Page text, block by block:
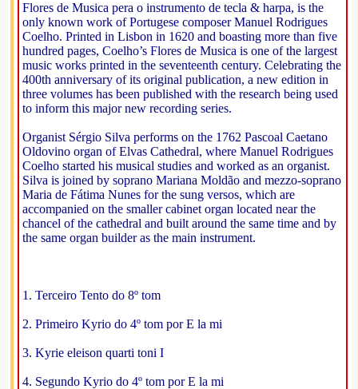
Flores de Musica pera o instrumento de tecla & harpa, is the
only known work of Portugese composer Manuel Rodrigues
Coelho. Printed in Lisbon in 1620 and boasting more than five
hundred pages, Coelho’s Flores de Musica is one of the largest
music works printed in the seventeenth century. Celebrating the
400th anniversary of its original publication, a new edition in
three volumes has been published with the research being used
to inform this major new recording series.
Organist Sérgio Silva performs on the 1762 Pascoal Caetano
Oldovino organ of Elvas Cathedral, where Manuel Rodrigues
Coelho started his musical studies and worked as an organist.
Silva is joined by soprano Mariana Moldão and mezzo-soprano
Maria de Fátima Nunes for the sung versos, which are
accompanied on the smaller cabinet organ located near the
chancel of the cathedral and built around the same time and by
the same organ builder as the main instrument.
1. Terceiro Tento do 8º tom
2. Primeiro Kyrio do 4º tom por E la mi
3. Kyrie eleison quarti toni I
4. Segundo Kyrio do 4º tom por E la mi